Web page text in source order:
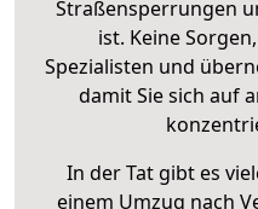
Straßensperrungen
ist. Keine
Spezialisten und
damit Sie sich auf
In der Tat gibt es
einem Umzug nach